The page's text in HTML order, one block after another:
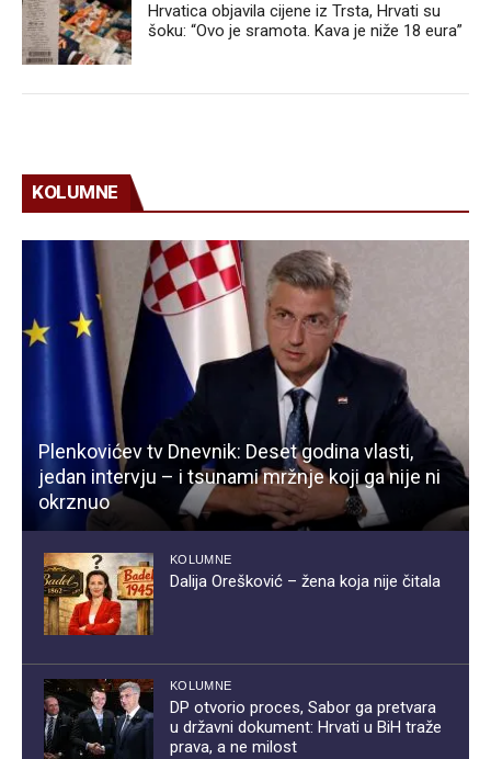
Hrvatica objavila cijene iz Trsta, Hrvati su
šoku: “Ovo je sramota. Kava je niže 18 eura”
KOLUMNE
Plenkovićev tv Dnevnik: Deset godina vlasti,
jedan intervju – i tsunami mržnje koji ga nije ni
okrznuo
KOLUMNE
Dalija Orešković – žena koja nije čitala
KOLUMNE
DP otvorio proces, Sabor ga pretvara
u državni dokument: Hrvati u BiH traže
prava, a ne milost